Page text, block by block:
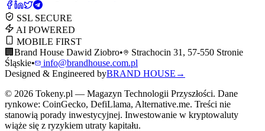
SSL SECURE
AI POWERED
MOBILE FIRST
🏢 Brand House Dawid Ziobro•
Strachocin 31, 57-550 Stronie
Śląskie•
info@brandhouse.com.pl
Designed & Engineered byBRAND HOUSE →
© 2026 Tokeny.pl — Magazyn Technologii Przyszłości. Dane
rynkowe: CoinGecko, DefiLlama, Alternative.me. Treści nie
stanowią porady inwestycyjnej. Inwestowanie w kryptowaluty
wiąże się z ryzykiem utraty kapitału.